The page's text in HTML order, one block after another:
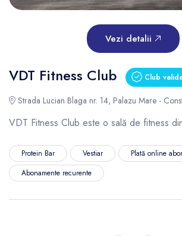
Vezi detalii
VDT Fitness Club Club
Strada Lucian Blaga nr. 14, Palazu Mare -
VDT Fitness Club este o sală de fitness
Protein Bar Vestiar
Plată online
Abonamente recurente